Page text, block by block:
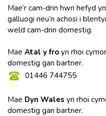
Mae’r cam-drin hwn hefyd
galluogi neu’n achosi i
weld cam-drin domestig.
Mae Atal y fro yn rhoi
domestig gan bartner.
01446 744755
Mae Dyn Wales yn rhoi
domestig gan bartner.